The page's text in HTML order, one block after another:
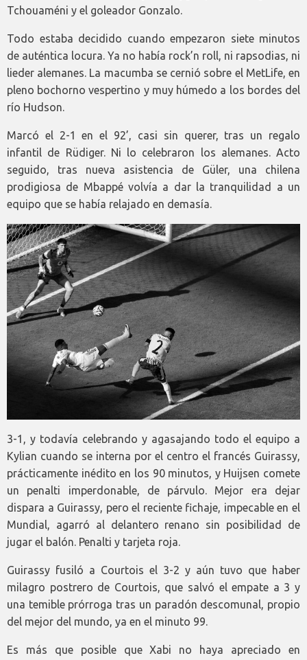
Tchouaméni y el goleador Gonzalo.
Todo estaba decidido cuando empezaron siete minutos
de auténtica locura. Ya no había rock’n roll, ni rapsodias, ni
lieder alemanes. La macumba se cernió sobre el MetLife, en
pleno bochorno vespertino y muy húmedo a los bordes del
río Hudson.
Marcó el 2-1 en el 92’, casi sin querer, tras un regalo
infantil de Rüdiger. Ni lo celebraron los alemanes. Acto
seguido, tras nueva asistencia de Güler, una chilena
prodigiosa de Mbappé volvía a dar la tranquilidad a un
equipo que se había relajado en demasía.
3-1, y todavía celebrando y agasajando todo el equipo a
Kylian cuando se interna por el centro el francés Guirassy,
prácticamente inédito en los 90 minutos, y Huijsen comete
un penalti imperdonable, de párvulo. Mejor era dejar
dispara a Guirassy, pero el reciente fichaje, impecable en el
Mundial, agarró al delantero renano sin posibilidad de
jugar el balón. Penalti y tarjeta roja.
Guirassy fusiló a Courtois el 3-2 y aún tuvo que haber
milagro postrero de Courtois, que salvó el empate a 3 y
una temible prórroga tras un paradón descomunal, propio
del mejor del mundo, ya en el minuto 99.
Es más que posible que Xabi no haya apreciado en